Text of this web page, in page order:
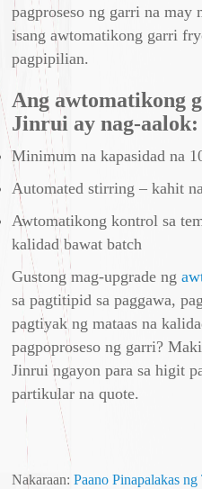
pagproseso ng garri na may
isang awtomatikong garri
pagpipilian.
Ang awtomatikong
Jinrui ay nag-aalok:
Minimum na kapasidad na
Automated stirring – kahit
Awtomatikong kontrol sa
kalidad bawat batch
Gustong mag-upgrade ng
sa pagtitipid sa paggawa,
pagtiyak ng mataas na
pagpoproseso ng garri?
Jinrui ngayon para sa higit
partikular na quote.
Nakaraan:Paano Pinapalakas